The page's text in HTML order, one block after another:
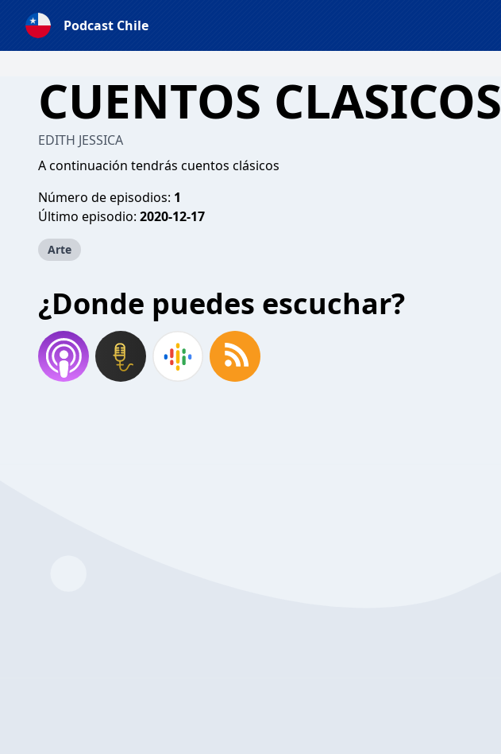
Podcast Chile
CUENTOS CLASICOS
EDITH JESSICA
A continuación tendrás cuentos clásicos
Número de episodios: 1
Último episodio: 2020-12-17
Arte
¿Donde puedes escuchar?